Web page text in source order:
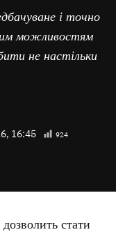
і точно
можливостям
не настільки
16:45 924
стати